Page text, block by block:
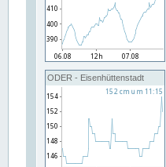
ODER - Eisenhüttenstadt